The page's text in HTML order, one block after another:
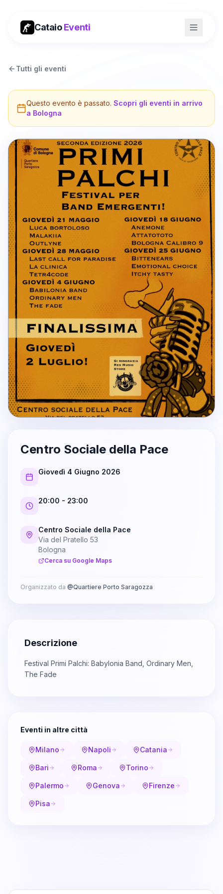
CataioEventi
Tutti gli eventi
Questo evento è passato. Scopri gli eventi in arrivo
a Bologna
Centro Sociale della Pace
Giovedì 4 Giugno 2026
20:00 - 23:00
Centro Sociale della Pace
Via del Pratello 53
Bologna
Cerca su Google Maps
Organizzato da @Quartiere Porto Saragozza
Descrizione
Festival Primi Palchi: Babylonia Band, Ordinary Men,
The Fade
Eventi in altre città
Milano Napoli Catania
Bari Roma Torino
Palermo Genova Firenze
Pisa